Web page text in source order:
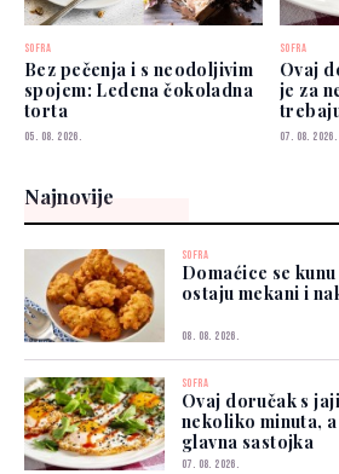
SOFRA
Bez pečenja i s neodoljivim
spojem: Ledena čokoladna
torta
05. 08. 2026.
SOFRA
Ovaj
je za
sastojka
07. 08. 2026.
Najnovije
SOFRA
Domaćice se
ostaju mekani i
08. 08. 2026.
SOFRA
Ovaj doručak s
nekoliko minuta,
glavna sastojka
07. 08. 2026.